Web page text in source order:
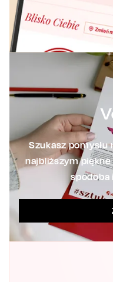
Szukasz pomysłu
najbliższym
spodoba